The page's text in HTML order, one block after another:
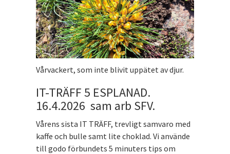
Vårvackert, som inte blivit uppätet av djur.
IT-TRÄFF 5 ESPLANAD.
16.4.2026 sam arb SFV.
Vårens sista IT TRÄFF, trevligt samvaro med
kaffe och bulle samt lite choklad. Vi använde
till godo förbundets 5 minuters tips om